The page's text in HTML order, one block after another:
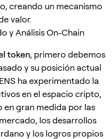
creando un mecanismo
valor.
y Análisis On-Chain
token, primero debemos
y su posición actual
ha experimentado la
en el espacio cripto,
en gran medida por las
los desarrollos
y los logros propios